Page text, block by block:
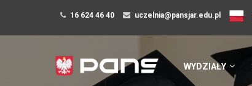
16 624 46 40 uczelnia@pansjar.edu.pl
WYDZIAŁY